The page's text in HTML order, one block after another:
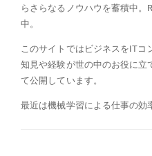
らさらなるノウハウを蓄積中。
中。
このサイトではビジネスをITコ
知見や経験が世の中のお役に立
て公開しています。
最近は機械学習による仕事の効